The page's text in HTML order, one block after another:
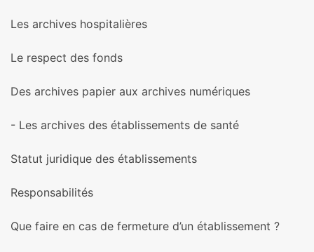
Les archi­ves hos­pi­ta­liè­res
Le res­pect des fonds
Des archi­ves papier aux archi­ves numé­ri­ques
- Les archi­ves des établissements de santé
Statut juri­di­que des établissements
Responsabilités
Que faire en cas de fer­me­ture d’un établissement ?